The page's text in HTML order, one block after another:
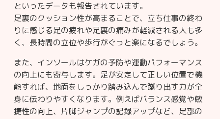
といったデータも報告されています。
足裏のクッション性が高まることで、立ち仕事の終わ
りに感じる足の疲れや足裏の痛みが軽減される人も多
く、長時間の立位や歩行がぐっと楽になるでしょう。
また、インソールはケガの予防や運動パフォーマンス
の向上にも寄与します。足が安定して正しい位置で機
能すれば、地面をしっかり踏み込んで蹴り出す力が全
身に伝わりやすくなります。例えばバランス感覚や敏
捷性の向上、片脚ジャンプの記録アップなど、足部の